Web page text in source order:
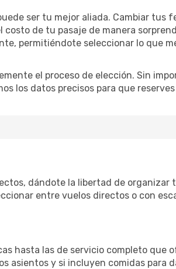
ser tu mejor aliada. Cambiar tus
de tu pasaje de manera
permitiéndote seleccionar lo que
el proceso de elección. Sin
los datos precisos para que
dándote la libertad de organizar
entre vuelos directos o con
hasta las de servicio completo que
asientos y si incluyen comidas para